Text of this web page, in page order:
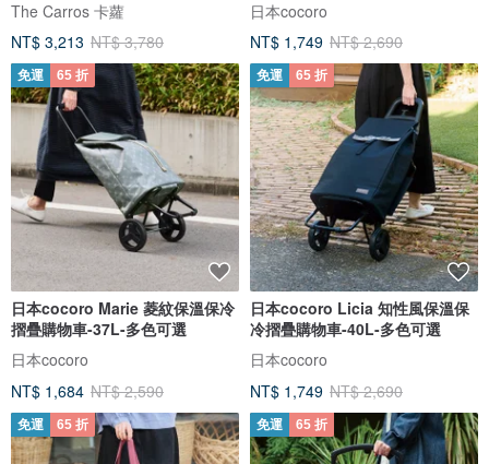
The Carros 卡蘿
NT$ 3,213 NT$ 3,780
日本cocoro
NT$ 1,749 NT$ 2,690
免運 65 折
日本cocoro Marie 菱紋保溫保冷
摺疊購物車-37L-多色可選
日本cocoro
NT$ 1,684 NT$ 2,590
免運 65 折
日本cocoro Licia 知性風保溫保
冷摺疊購物車-40L-多色可選
日本cocoro
NT$ 1,749 NT$ 2,690
免運 65 折 免運 65 折